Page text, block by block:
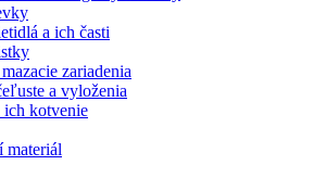
a ich časti
zariadenia
a vyloženia
ich kotvenie
materiál